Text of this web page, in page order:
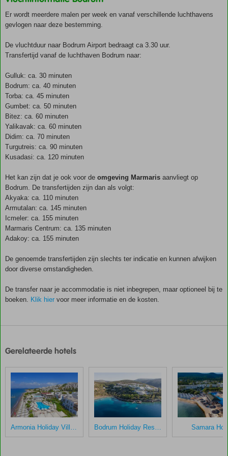
Er wordt meerdere malen per week en vanaf verschillende luchthavens
gevlogen naar deze bestemming.
De vluchtduur naar Bodrum Airport bedraagt ca 3.30 uur.
Transfertijd vanaf de luchthaven Bodrum naar:
Gulluk: ca. 30 minuten
Bodrum: ca. 40 minuten
Torba: ca. 45 minuten
Gumbet: ca. 50 minuten
Bitez: ca. 60 minuten
Yalikavak: ca. 60 minuten
Didim: ca. 70 minuten
Turgutreis: ca. 90 minuten
Kusadasi: ca. 120 minuten
Het kan zijn dat je ook voor de omgeving Marmaris aanvliegt op
Bodrum. De transfertijden zijn dan als volgt:
Akyaka: ca. 110 minuten
Armutalan: ca. 145 minuten
Icmeler: ca. 155 minuten
Marmaris Centrum: ca. 135 minuten
Adakoy: ca. 155 minuten
De genoemde transfertijden zijn slechts ter indicatie en kunnen afwijken
door diverse omstandigheden.
De transfer naar je accommodatie is niet inbegrepen, maar optioneel bij te
boeken. Klik hier voor meer informatie en de kosten.
door
klanten
gegeven
na
hun
verblijf
Rixos
Gerelateerde hotels
Armonia Holiday Village Bodrum Holiday Resort Samara